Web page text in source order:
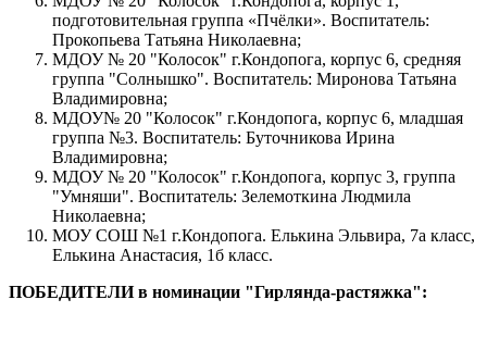
подготовительная группа «Пчёлки». Воспитатель:
Прокопьева Татьяна Николаевна;
МДОУ № 20 "Колосок" г.Кондопога, корпус 6, средняя
группа "Солнышко". Воспитатель: Миронова Татьяна
Владимировна;
МДОУ№ 20 "Колосок" г.Кондопога, корпус 6, младшая
группа №3. Воспитатель: Буточникова Ирина
Владимировна;
МДОУ № 20 "Колосок" г.Кондопога, корпус 3, группа
"Умняши". Воспитатель: Зелемоткина Людмила
Николаевна;
МОУ СОШ №1 г.Кондопога. Елькина Эльвира, 7а класс,
Елькина Анастасия, 1б класс.
ПОБЕДИТЕЛИ в номинации "Гирлянда-растяжка":